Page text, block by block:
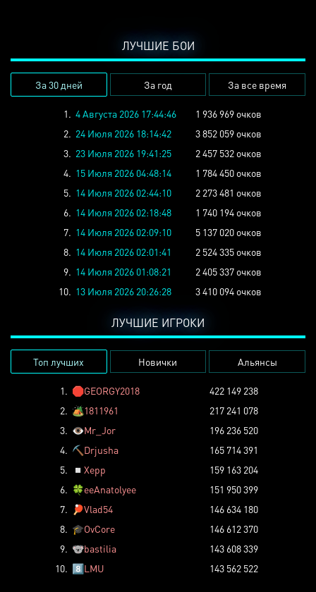
ЛУЧШИЕ БОИ
За 30 дней За год За все время
1. 4 Августа 2026 17:44:46
1 936 969 очков
2. 24 Июля 2026 18:14:42
3 852 059 очков
3. 23 Июля 2026 19:41:25
2 457 532 очков
4. 15 Июля 2026 04:48:14
1 784 450 очков
5. 14 Июля 2026 02:44:10
2 273 481 очков
6. 14 Июля 2026 02:18:48
1 740 194 очков
7. 14 Июля 2026 02:09:10
5 137 020 очков
8. 14 Июля 2026 02:01:41
2 524 335 очков
9. 14 Июля 2026 01:08:21
2 405 337 очков
10. 13 Июля 2026 20:26:28 3 410 094 очков
ЛУЧШИЕ ИГРОКИ
Топ лучших Новички Альянсы
1. 🛑GEORGY2018
422 149 238
2. 🏕️1811961
217 241 078
3. 👁️Mr_Jor
196 236 520
4. ⛏️ Drjusha
165 714 391
5.
◽ Xepp
159 163 204
6. 🍀eeAnatolyee
151 950 399
7.
🏓Vlad54
146 634 180
8. 🎓OvCore
146 612 370
9. 🐨bastilia
143 608 339
10. 8️⃣LMU 143 562 522